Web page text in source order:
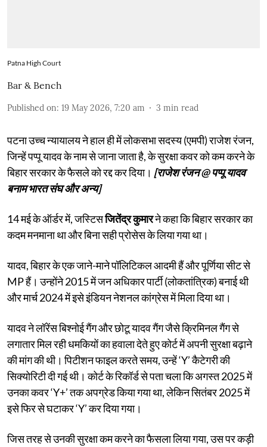
Patna High Court
Bar & Bench
Published on: 19 May 2026, 7:20 am 3 min read
पटना उच्च न्यायालय ने हाल ही में लोकसभा सदस्य (एमपी) राजेश रंजन,
जिन्हें पप्पू यादव के नाम से जाना जाता है, के सुरक्षा कवर को कम करने के
बिहार सरकार के फैसले को रद्द कर दिया। [राजेश रंजन @ पप्पू यादव
बनाम भारत संघ और अन्य]
14 मई के ऑर्डर में, जस्टिसजितेंद्र कुमारने कहा कि बिहार सरकार का
कदम मनमाना था और बिना सही प्रोसेस के लिया गया था।
यादव, बिहार के एक जाने-माने पॉलिटिकल आदमी हैं और पूर्णिया सीट से
MP हैं। उन्होंने 2015 में जन अधिकार पार्टी (लोकतांत्रिक) बनाई थी
और मार्च 2024 में इसे इंडियन नेशनल कांग्रेस में मिला दिया था।
यादव ने लॉरेंस बिश्नोई गैंग और छोटू यादव गैंग जैसे क्रिमिनल गैंग से
लगातार मिल रही धमकियों का हवाला देते हुए कोर्ट में अपनी सुरक्षा बढ़ाने
की मांग की थी। पिटीशन फाइल करते समय, उन्हें ‘Y’ कैटेगरी की
सिक्योरिटी दी गई थी। कोर्ट के रिकॉर्ड से पता चला कि अगस्त 2025 में
उनका कवर ‘Y+’ तक अपग्रेड किया गया था, लेकिन सितंबर 2025 में
इसे फिर से घटाकर ‘Y’ कर दिया गया।
जिस तरह से उनकी सुरक्षा कम करने का फैसला लिया गया, उस पर कड़ी